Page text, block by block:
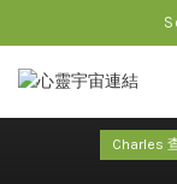
Charles